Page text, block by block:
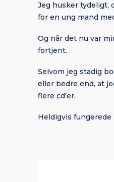
Jeg husker tydeligt,
for en ung mand
Og når det nu var
fortjent.
Selvom jeg stadig
eller bedre end, at
flere cd’er.
Heldigvis